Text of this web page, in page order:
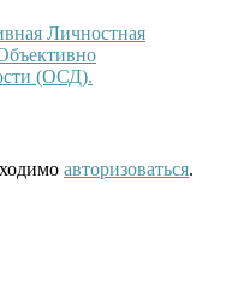
Личностная
(ОСД).
авторизоваться.